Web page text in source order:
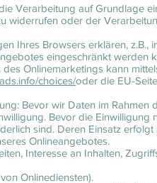
Verarbeitung auf Grundlage
widerrufen oder der
Ihres Browsers erklären,
eingeschränkt werden
Onlinemarketings kann
choices/oder die EU-Seite
Bevor wir Daten im
Bevor die
sind. Deren Einsatz
Onlineangebotes.
Interesse an Inhalten,
Onlinediensten).